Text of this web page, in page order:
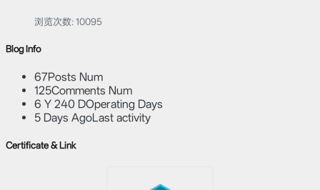
浏览次数: 10095
Blog Info
67Posts Num
125Comments Num
6 Y 240 DOperating Days
5 Days AgoLast activity
Certificate & Link